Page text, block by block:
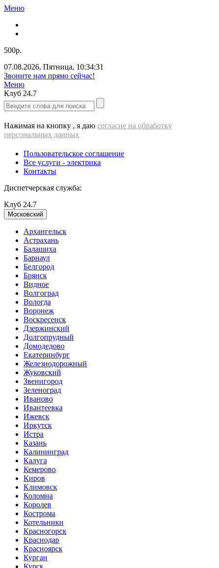
Меню
500р.
07.08.2026, Пятница, 10:34:32
Звоните нам прямо сейчас!
Меню
Клуб 24.7
Нажимая на кнопку , я даю согласие на обработку
персональных данных
Пользовательское соглашение
Все услуги - электрика
Контакты
Диспетчерская служба:
Клуб 24.7
Московский
Архангельск
Астрахань
Балашиха
Барнаул
Белгород
Брянск
Видное
Волгоград
Вологда
Воронеж
Воскресенск
Дзержинский
Долгопрудный
Домодедово
Екатеринбург
Железнодорожный
Жуковский
Звенигород
Зеленоград
Иваново
Ивантеевка
Ижевск
Иркутск
Истра
Казань
Калининград
Калуга
Кемерово
Киров
Климовск
Коломна
Королев
Кострома
Котельники
Красногорск
Краснодар
Красноярск
Курган
Курск